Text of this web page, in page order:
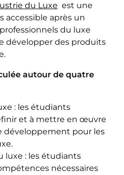
du Luxe est une
accessible après un
du luxe
développer des produits
autour de quatre
: les étudiants
et à mettre en œuvre
développement pour les
luxe : les étudiants
nécessaires